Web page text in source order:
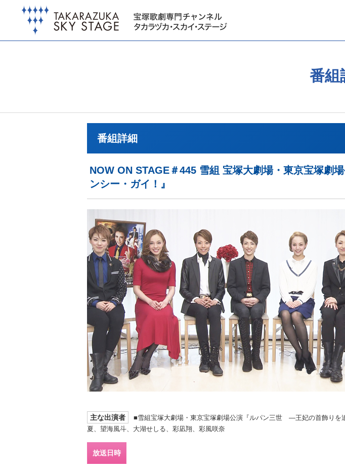
番組
番組詳細
NOW ON STAGE＃445 雪組 宝塚大劇場・東京宝塚
ンシー・ガイ！』
主な出演者
■雪組宝塚大劇場・東京宝塚劇場公演『ルパン三世 ―王妃の首飾りを
夏、望海風斗、大湖せしる、彩凪翔、彩風咲奈
放送日時